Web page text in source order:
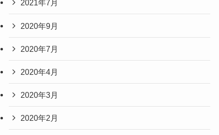
2021年7月
2020年9月
2020年7月
2020年4月
2020年3月
2020年2月